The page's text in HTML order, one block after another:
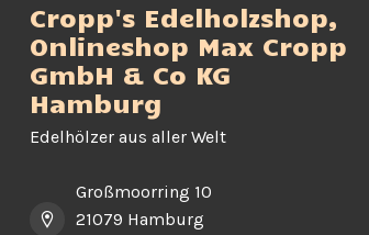
Cropp's Edelholzshop,
Onlineshop Max Cropp
GmbH & Co KG
Hamburg
Edelhölzer aus aller Welt
Großmoorring 10
21079 Hamburg